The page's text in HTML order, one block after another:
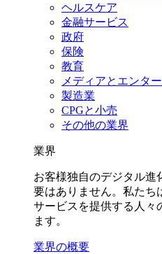
ヘルスケア
金融サービス
政府
保険
教育
メディアとエンタ
製造業
CPGと小売
その他の業界
業界
お客様独自のデジタル進
要はありません。私たち
サービスを提供する人々
ます。
業界の概要